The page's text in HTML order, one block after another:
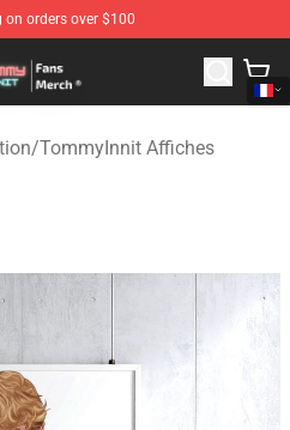
on orders over $100
TommyInnit Merchandise
/TommyInnit Affiches